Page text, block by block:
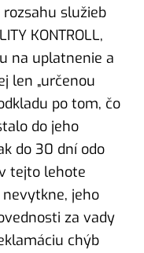
služieb
KONTROLL,
na uplatnenie a
len „určenou
po tom, čo
do jeho
do 30 dní odo
tejto lehote
jeho
za vady
chýb